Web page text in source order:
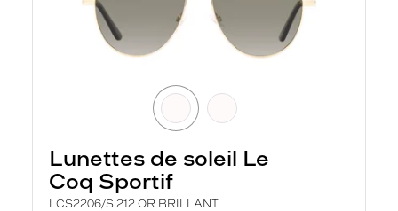
Lunettes de soleil Le
Coq Sportif
LCS2206/S 212 OR BRILLANT